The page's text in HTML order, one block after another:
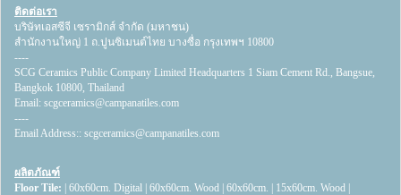
ติดต่อเรา
บริษัทเอสซีจี เซรามิกส์ จำกัด (มหาชน)
สำนักงานใหญ่ 1 ถ.ปูนซิเมนต์ไทย บางซื่อ กรุงเทพฯ 10800
----
SCG Ceramics Public Company Limited Headquarters 1 Siam Cement Rd., Bangsue,
Bangkok 10800, Thailand
Email: scgceramics@campanatiles.com
----
Email Address:: scgceramics@campanatiles.com
ผลิตภัณฑ์
Floor Tile:
60x60cm. Digital 60x60cm. Wood 60x60cm. 15x60cm. Wood